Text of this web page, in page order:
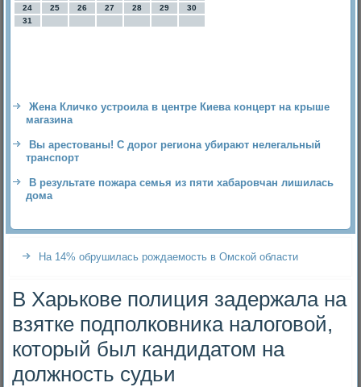
24
25 26 27 28 29
30
31
Жена Кличко устроила в центре Киева концерт на крыше
магазина
Вы арестованы! С дорог региона убирают нелегальный
транспорт
В результате пожара семья из пяти хабаровчан лишилась
дома
На 14% обрушилась рождаемость в Омской области
В Харькове полиция задержала на
взятке подполковника налоговой,
который был кандидатом на
должность судьи